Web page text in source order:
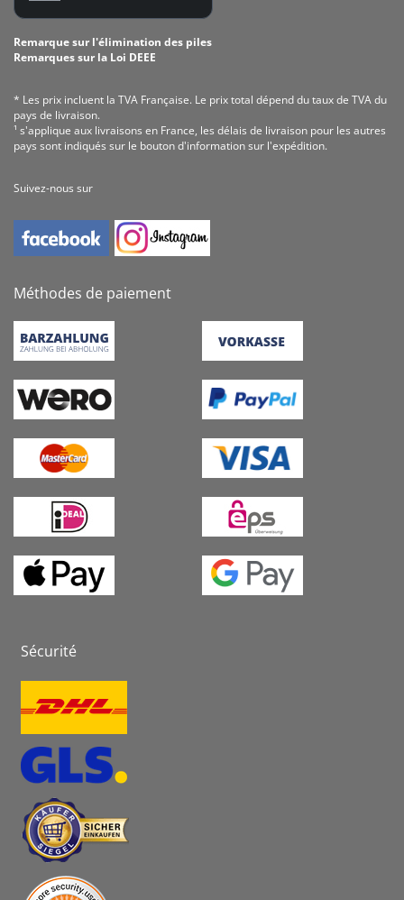
Remarque sur l'élimination des piles
Remarques sur la Loi DEEE
* Les prix incluent la TVA Fran­çaise. Le prix total dépend du taux de TVA du
pays de livraison.
¹ s'applique aux livraisons en France, les délais de livraison pour les autres
pays sont indiqués sur le bouton d'information sur l'expédition.
Suivez-nous sur
Méthodes de paiement
Sécurité